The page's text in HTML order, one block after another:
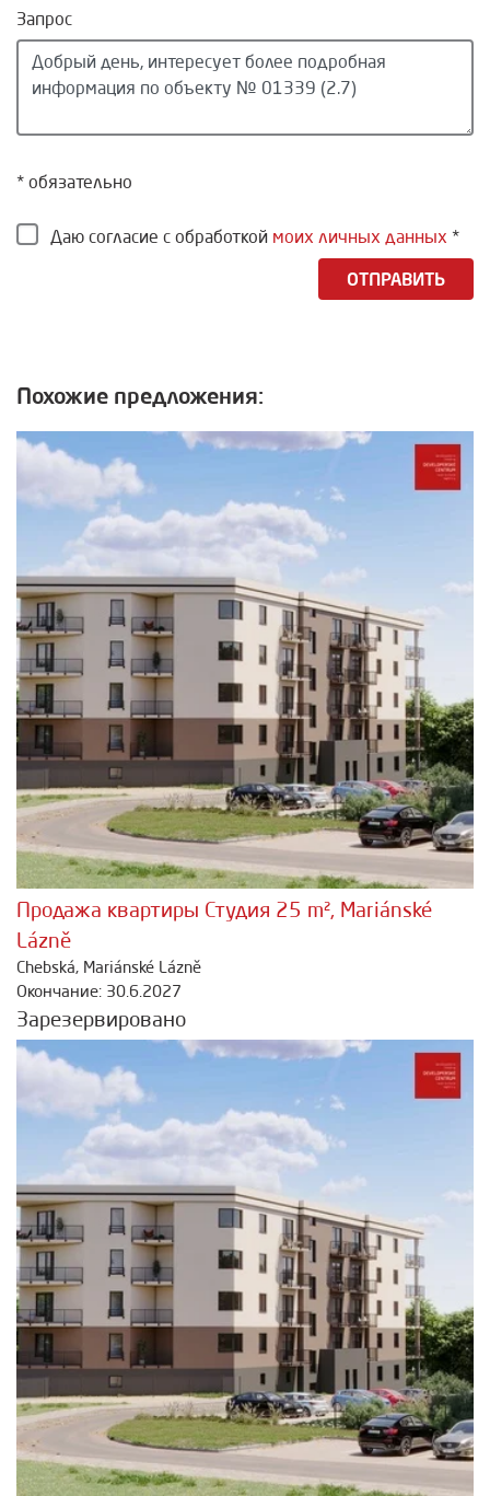
Запрос
* обязательно
Даю согласие с обработкой моих личных данных *
ОТПРАВИТЬ
Похожие предложения:
Продажа квартиры Студия 25 m², Mariánské
Lázně
Chebská, Mariánské Lázně
Окончание: 30.6.2027
Зарезервировано